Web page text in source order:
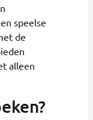
speelse
de
alleen